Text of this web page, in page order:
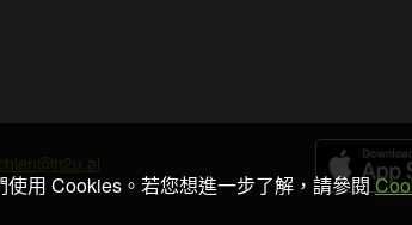
用 Cookies。若您想進一步了解，請參閱